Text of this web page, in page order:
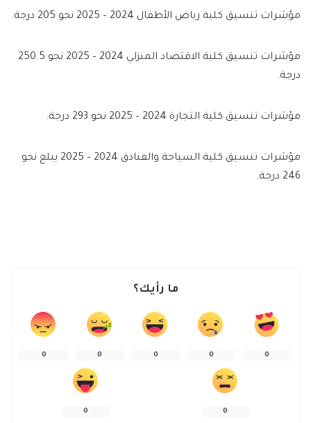
مؤشرات تنسيق كلية رياض الأطفال 2024 – 2025 نحو 205 درجة.
مؤشرات تنسيق كلية الاقتصاد المنزلي 2024 – 2025 نحو 250.5
درجة.
مؤشرات تنسيق كلية التجارة 2024 – 2025 نحو 293 درجة.
مؤشرات تنسيق كلية السياحة والفنادق 2024 – 2025 يبلغ نحو
246 درجة.
ما رأيك؟
0
0
0
0
0
0
0